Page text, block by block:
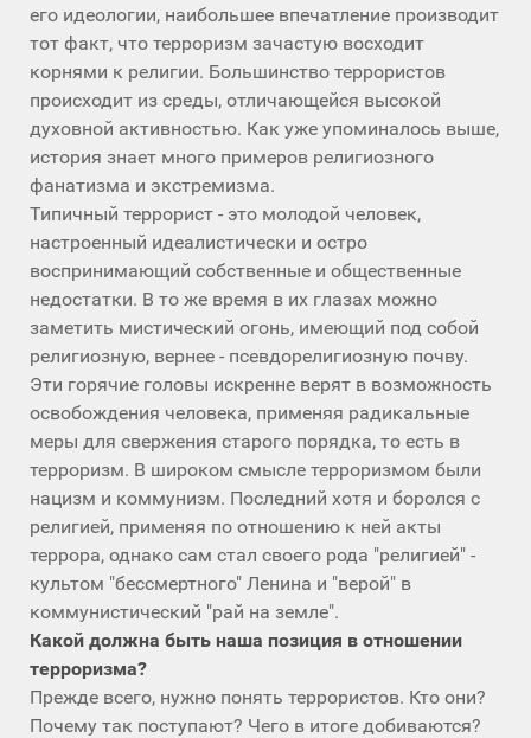
его идеологии, наибольшее впечатление производит
тот факт, что терроризм зачастую восходит
корнями к религии. Большинство террористов
происходит из среды, отличающейся высокой
духовной активностью. Как уже упоминалось выше,
история знает много примеров религиозного
фанатизма и экстремизма.
Типичный террорист - это молодой человек,
настроенный идеалистически и остро
воспринимающий собственные и общественные
недостатки. В то же время в их глазах можно
заметить мистический огонь, имеющий под собой
религиозную, вернее - псевдорелигиозную почву.
Эти горячие головы искренне верят в возможность
освобождения человека, применяя радикальные
меры для свержения старого порядка, то есть в
терроризм. В широком смысле терроризмом были
нацизм и коммунизм. Последний хотя и боролся с
религией, применяя по отношению к ней акты
террора, однако сам стал своего рода "религией" -
культом "бессмертного" Ленина и "верой" в
коммунистический "рай на земле".
Какой должна быть наша позиция в отношении
терроризма?
Прежде всего, нужно понять террористов. Кто они?
Почему так поступают? Чего в итоге добиваются?